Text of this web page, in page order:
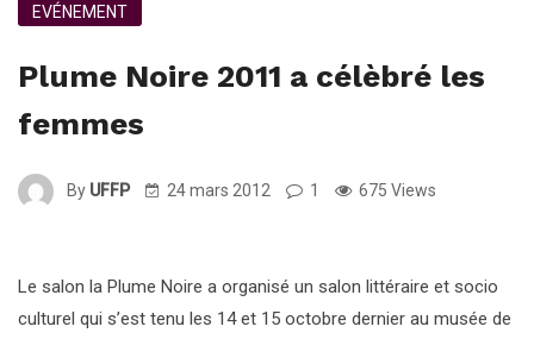
EVÉNEMENT
Plume Noire 2011 a célèbré les
femmes
By UFFP 24 mars 2012 1 675 Views
Le salon la Plume Noire a organisé un salon littéraire et socio
culturel qui s’est tenu les 14 et 15 octobre dernier au musée de